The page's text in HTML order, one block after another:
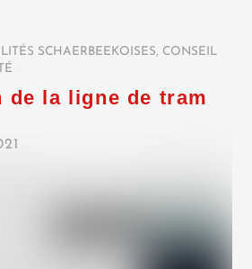
SCHAERBEEKOISES, CONSEIL
de la ligne de tram